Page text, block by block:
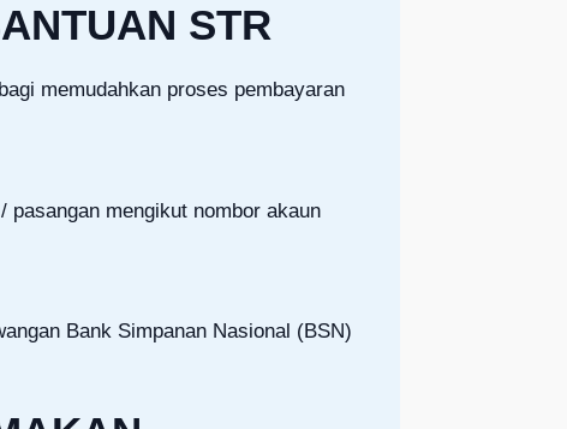
STR
memudahkan proses pembayaran
mengikut nombor akaun
Bank Simpanan Nasional (BSN)